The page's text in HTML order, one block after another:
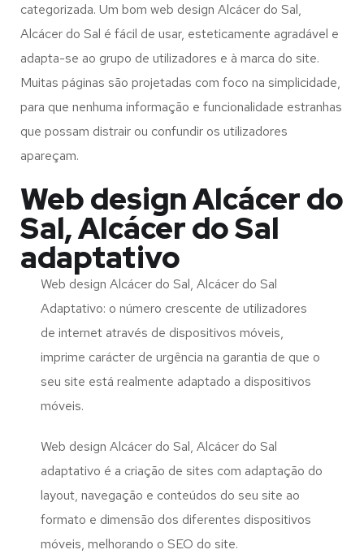
categorizada. Um bom web design Alcácer do Sal,
Alcácer do Sal é fácil de usar, esteticamente agradável e
adapta-se ao grupo de utilizadores e à marca do site.
Muitas páginas são projetadas com foco na simplicidade,
para que nenhuma informação e funcionalidade estranhas
que possam distrair ou confundir os utilizadores
apareçam.
Web design Alcácer do
Sal, Alcácer do Sal
adaptativo
Web design Alcácer do Sal, Alcácer do Sal
Adaptativo: o número crescente de utilizadores
de internet através de dispositivos móveis,
imprime carácter de urgência na garantia de que o
seu site está realmente adaptado a dispositivos
móveis.
Web design Alcácer do Sal, Alcácer do Sal
adaptativo é a criação de sites com adaptação do
layout, navegação e conteúdos do seu site ao
formato e dimensão dos diferentes dispositivos
móveis, melhorando o SEO do site.